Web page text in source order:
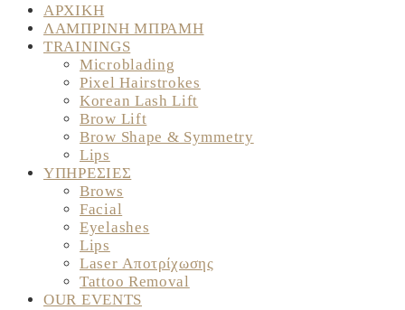
ΑΡΧΙΚΗ
ΛΑΜΠΡΙΝΗ ΜΠΡΑΜΗ
TRAININGS
Microblading
Pixel Hairstrokes
Korean Lash Lift
Brow Lift
Brow Shape & Symmetry
Lips
ΥΠΗΡΕΣΙΕΣ
Brows
Facial
Eyelashes
Lips
Laser Αποτρίχωσης
Tattoo Removal
OUR EVENTS